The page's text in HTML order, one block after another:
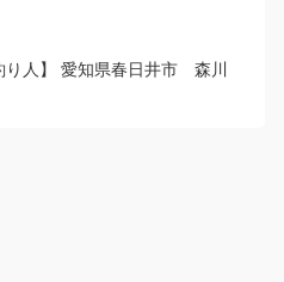
り人】 愛知県春日井市 森川